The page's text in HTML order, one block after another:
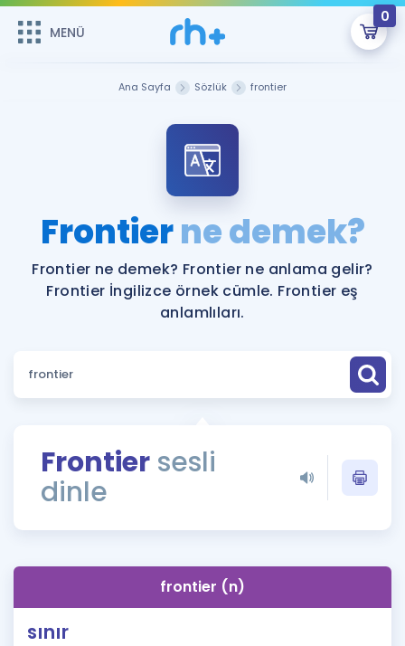
MENÜ
0
ÜYE DEĞİLİM
Sepetin Şu An Boş.
Remzi Hoca ile seni sınava hazırlayacak onlarca eğitim seni
bekliyor!
MENÜ
Faydalı Araçlar
Sözlük
Rehberlik Aracı
ÖSYM Sınav Takvimi
İngilizce Gramer
Hakkımızda
Ana Sayfa Sözlük frontier
Frontierne demek?
Frontier ne demek? Frontier ne anlama gelir?
Frontier İngilizce örnek cümle. Frontier eş
anlamlıları.
Frontier sesli
dinle
frontier (n)
sınır